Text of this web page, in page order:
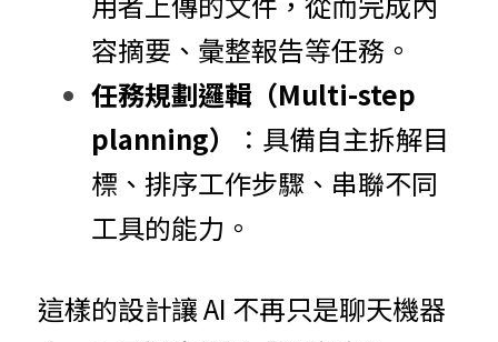
容摘要、彙整報告等任務。
任務規劃邏輯（Multi-step
planning）
：具備自主拆解目
標、排序工作步驟、串聯不同
工具的能力。
這樣的設計讓 AI 不再只是聊天機器